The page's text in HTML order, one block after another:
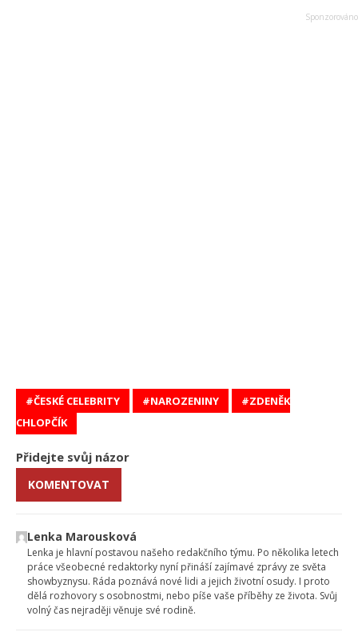
ČESKÉ CELEBRITY NAROZENINY
ZDENĚK
CHLOPČÍK
Přidejte svůj názor
KOMENTOVAT
Lenka Marousková
Lenka je hlavní postavou našeho redakčního týmu. Po několika letech
práce všeobecné redaktorky nyní přináší zajímavé zprávy ze světa
showbyznysu. Ráda poznává nové lidi a jejich životní osudy. I proto
dělá rozhovory s osobnostmi, nebo píše vaše příběhy ze života. Svůj
volný čas nejraději věnuje své rodině.